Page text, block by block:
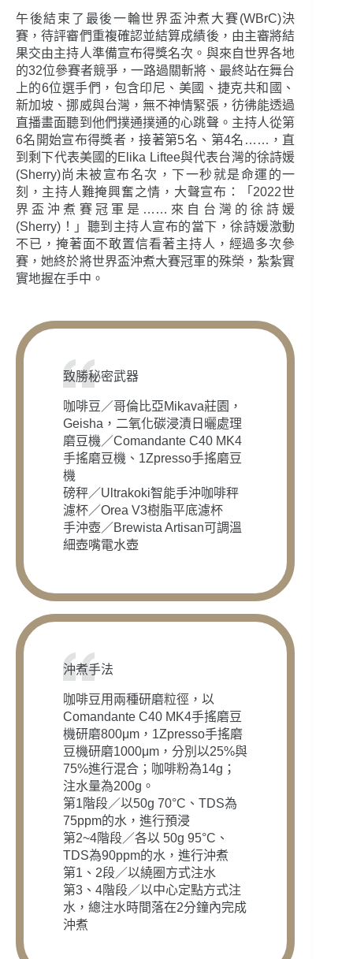
午後結束了最後一輪世界盃沖煮大賽(WBrC)決
賽，待評審們重複確認並結算成績後，由主審將結
果交由主持人準備宣布得獎名次。與來自世界各地
的32位參賽者競爭，一路過關斬將、最終站在舞台
上的6位選手們，包含印尼、美國、捷克共和國、
新加坡、挪威與台灣，無不神情緊張，彷彿能透過
直播畫面聽到他們撲通撲通的心跳聲。主持人從第
6名開始宣布得獎者，接著第5名、第4名……，直
到剩下代表美國的Elika Liftee與代表台灣的徐詩媛
(Sherry)尚未被宣布名次，下一秒就是命運的一
刻，主持人難掩興奮之情，大聲宣布：「2022世
界盃沖煮賽冠軍是……來自台灣的徐詩媛
(Sherry)！」聽到主持人宣布的當下，徐詩媛激動
不已，掩著面不敢置信看著主持人，經過多次參
賽，她終於將世界盃沖煮大賽冠軍的殊榮，紮紮實
實地握在手中。
致勝秘密武器
咖啡豆／哥倫比亞Mikava莊園，
Geisha，二氧化碳浸漬日曬處理
磨豆機／Comandante C40 MK4
手搖磨豆機、1Zpresso手搖磨豆
機
磅秤／Ultrakoki智能手沖咖啡秤
濾杯／Orea V3樹脂平底濾杯
手沖壺／Brewista Artisan可調溫
細壺嘴電水壺
沖煮手法
咖啡豆用兩種研磨粒徑，以
Comandante C40 MK4手搖磨豆
機研磨800μm，1Zpresso手搖磨
豆機研磨1000μm，分別以25%與
75%進行混合；咖啡粉為14g；
注水量為200g。
第1階段／以50g 70°C、TDS為
75ppm的水，進行預浸
第2~4階段／各以 50g 95°C、
TDS為90ppm的水，進行沖煮
第1、2段／以繞圈方式注水
第3、4階段／以中心定點方式注
水，總注水時間落在2分鐘內完成
沖煮